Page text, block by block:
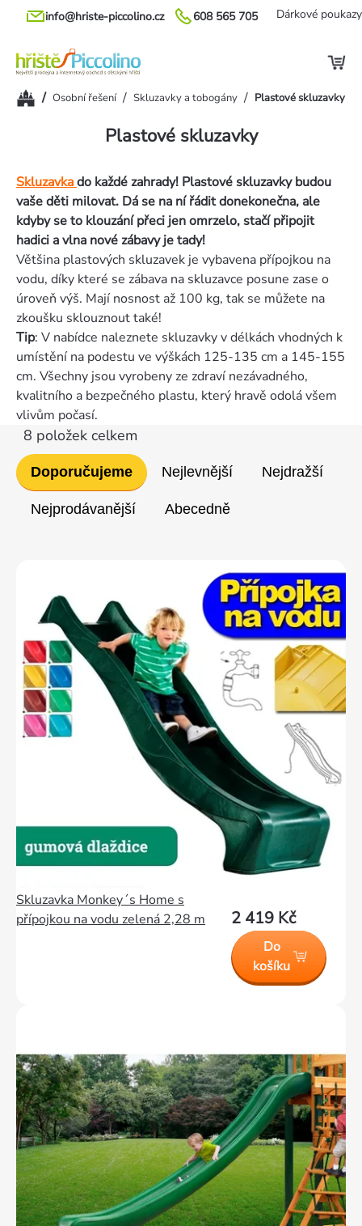
Přejít
608 565 705
info@hriste-piccolino.cz Dárkové poukazy
Domů/ Osobní řešení / Skluzavky a tobogány / Plastové skluzavky
Plastové skluzavky
Skluzavkado každé zahrady! Plastové skluzavky budou
vaše děti milovat. Dá se na ní řádit donekonečna, ale
kdyby se to klouzání přeci jen omrzelo, stačí připojit
hadici a vlna nové zábavy je tady!
Většina plastových skluzavek je vybavena přípojkou na
vodu, díky které se zábava na skluzavce posune zase o
úroveň výš. Mají nosnost až 100 kg, tak se můžete na
zkoušku sklouznout také!
Tip: V nabídce naleznete skluzavky v délkách vhodných k
umístění na podestu ve výškách 125-135 cm a 145-155
cm. Všechny jsou vyrobeny ze zdraví nezávadného,
kvalitního a bezpečného plastu, který hravě odolá všem
vlivům počasí.
Řazení
produktů
Doporučujeme Nejlevnější Nejdražší
Nejprodávanější Abecedně
8 položek celkem
produktů
Skluzavka Monkey´s Home s
přípojkou na vodu zelená 2,28 m
2 419 Kč
Do
košíku